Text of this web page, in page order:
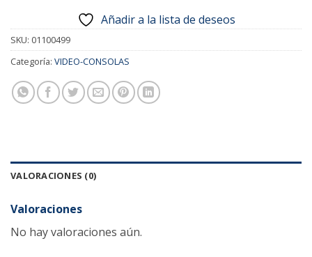
Añadir a la lista de deseos
SKU: 01100499
Categoría: VIDEO-CONSOLAS
VALORACIONES (0)
Valoraciones
No hay valoraciones aún.